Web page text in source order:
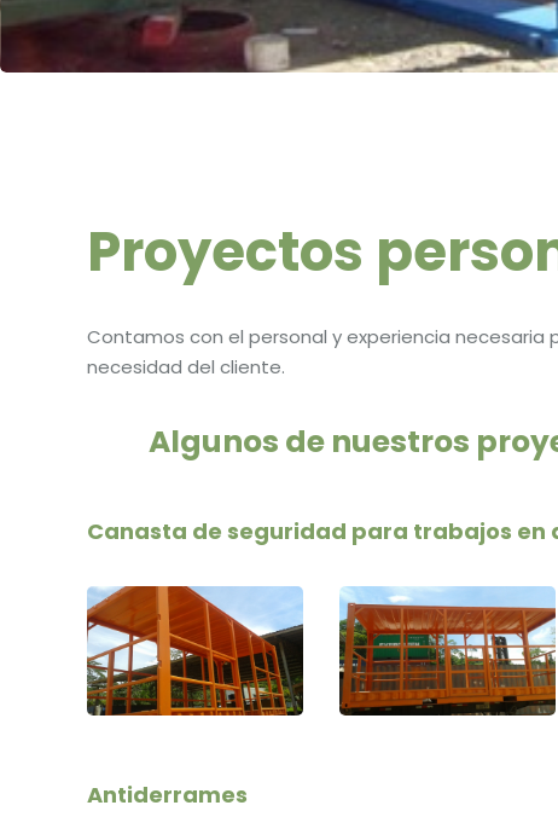
Proyectos
Contamos con el personal y experiencia
necesidad del cliente.
Algunos de nuestros
Canasta de seguridad para trabajos en
Antiderrames